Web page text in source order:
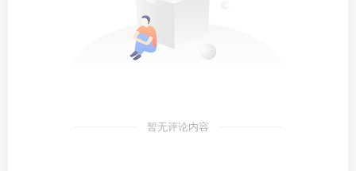
暂无评论内容